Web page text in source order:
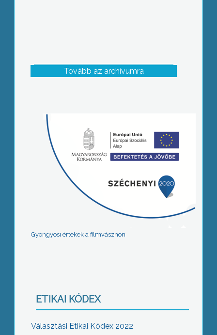
Tovább az archívumra
Gyöngyösi értékek a filmvásznon
ETIKAI KÓDEX
Választási Etikai Kódex 2022